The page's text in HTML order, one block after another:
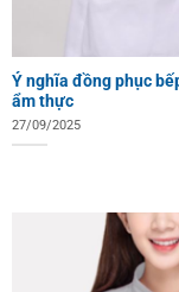
Ý nghĩa đồng phục
ẩm thực
27/09/2025